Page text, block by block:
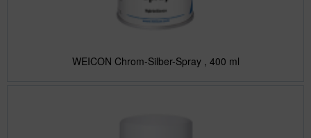
WEICON Chrom-Silber-Spray , 400 ml